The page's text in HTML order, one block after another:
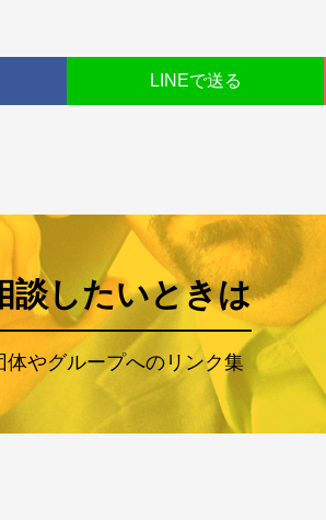
LINEで送る
談したいときは
体やグループへのリンク集